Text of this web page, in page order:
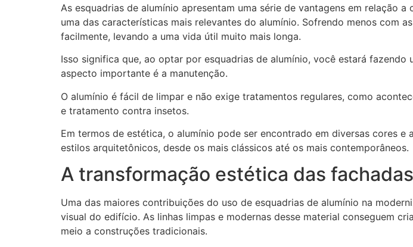
As esquadrias de alumínio apresentam uma série de vantagens em relação
uma das características mais relevantes do alumínio. Sofrendo menos com
facilmente, levando a uma vida útil muito mais longa.
Isso significa que, ao optar por esquadrias de alumínio, você estará
aspecto importante é a manutenção.
O alumínio é fácil de limpar e não exige tratamentos regulares, como
e tratamento contra insetos.
Em termos de estética, o alumínio pode ser encontrado em diversas cores
estilos arquitetônicos, desde os mais clássicos até os mais contemporâneos.
A transformação estética das fachadas
Uma das maiores contribuições do uso de esquadrias de alumínio na
visual do edifício. As linhas limpas e modernas desse material conseguem
meio a construções tradicionais.